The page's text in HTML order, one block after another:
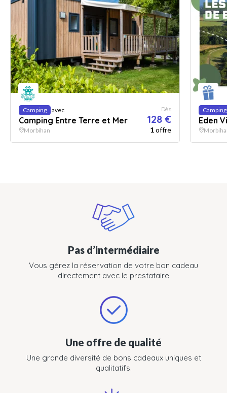
Camping avec
Camping Entre Terre et Mer
Dès
128 €
Morbihan 1offre
Camping
Eden
Pas d’intermédiaire
Vous gérez la réservation de votre bon cadeau
directement avec le prestataire
Une offre de qualité
Une grande diversité de bons cadeaux uniques et
qualitatifs.